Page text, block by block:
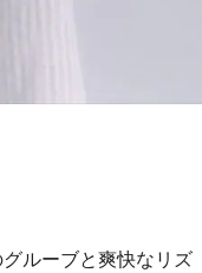
ルーブと爽快なリズ